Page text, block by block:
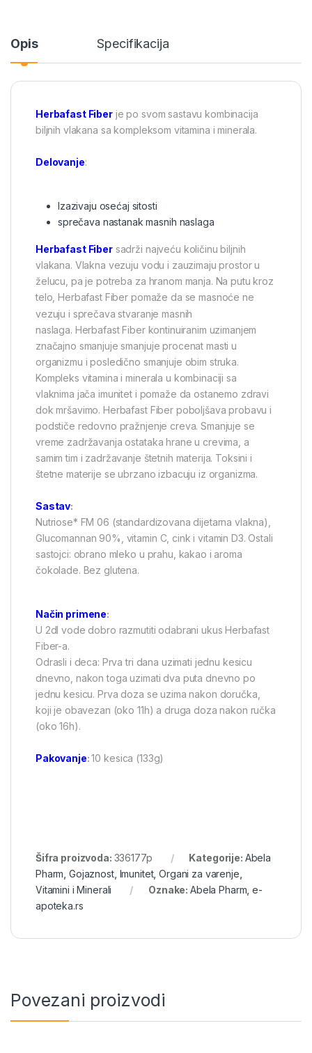
Opis Specifikacija
Herbafast Fiber je po svom sastavu kombinacija
biljnih vlakana sa kompleksom vitamina i minerala.
Delovanje:
Izazivaju osećaj sitosti
sprečava nastanak masnih naslaga
Herbafast Fibersadrži najveću količinu biljnih
vlakana. Vlakna vezuju vodu i zauzimaju prostor u
želucu, pa je potreba za hranom manja. Na putu kroz
telo, Herbafast Fiber pomaže da se masnoće ne
vezuju i sprečava stvaranje masnih
naslaga. Herbafast Fiber kontinuiranim uzimanjem
značajno smanjuje smanjuje procenat masti u
organizmu i posledično smanjuje obim struka.
Kompleks vitamina i minerala u kombinaciji sa
vlaknima jača imunitet i pomaže da ostanemo zdravi
dok mršavimo. Herbafast Fiber poboljšava probavu i
podstiče redovno pražnjenje creva. Smanjuje se
vreme zadržavanja ostataka hrane u crevima, a
samim tim i zadržavanje štetnih materija. Toksini i
štetne materije se ubrzano izbacuju iz organizma.
Sastav:
Nutriose* FM 06 (standardizovana dijetarna vlakna),
Glucomannan 90%, vitamin C, cink i vitamin D3. Ostali
sastojci: obrano mleko u prahu, kakao i aroma
čokolade. Bez glutena.
Način primene:
U 2dl vode dobro razmutiti odabrani ukus Herbafast
Fiber-a.
Odrasli i deca: Prva tri dana uzimati jednu kesicu
dnevno, nakon toga uzimati dva puta dnevno po
jednu kesicu. Prva doza se uzima nakon doručka,
koji je obavezan (oko 11h) a druga doza nakon ručka
(oko 16h).
Pakovanje:10 kesica (133g)
Šifra proizvoda: 336177p Kategorije: Abela
Pharm ,Gojaznost, Imunitet,Organi za varenje
Vitamini i Minerali
Oznake: Abela Pharm ,e-
apoteka.rs
Povezani proizvodi